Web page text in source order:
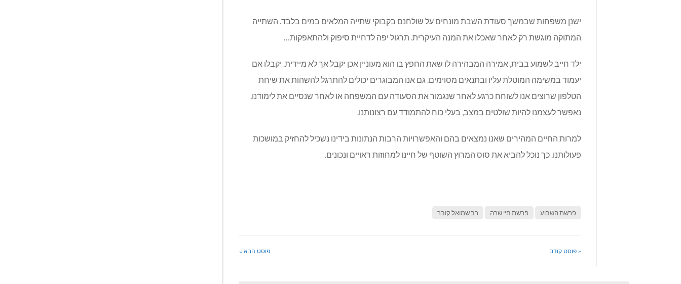
ישנן משפחות שבמשך סעודת השבת מונחים על שולחנם בקבוקי שתייה המלאים במים בלבד. השתייה
המתוקה מוגשת רק לאחר שאכלו את המנה העיקרית. תרגול יפה לדחיית סיפוק ולהתאפקות…
ילד חייב לשמוע בבית, אמירה המבהירה לו שאת החפץ בו הוא מעוניין אכן יקבל אך לא מיידית. יקבלו אם
יעמוד במשימה המוטלת עליו ובתנאים מסוימים. גם אנו המבוגרים יכולים להתרגל להשהות את שיחת
הטלפון שרוצים אנו לשוחח כרגע לאחר שנגמור את הסעודה עם המשפחה או לאחר שנסיים את לימודנו.
נאפשר לעצמנו להיות שולטים במצב, בעלי כוח להתמודד עם רצונותנו.
למרות החיים המהירים שאנו נמצאים בהם והאפשרויות הרבות הנתונות בידינו נשכיל להחזיק במושכות
פעולותנו. כך נוכל להביא את סוס המרוץ השוטף של חיינו למחוזות ראויים ונכונים.
פרשת השבוע פרשת חיי שרה רב שמואל קובר
« פוסט קודם פוסט הבא »